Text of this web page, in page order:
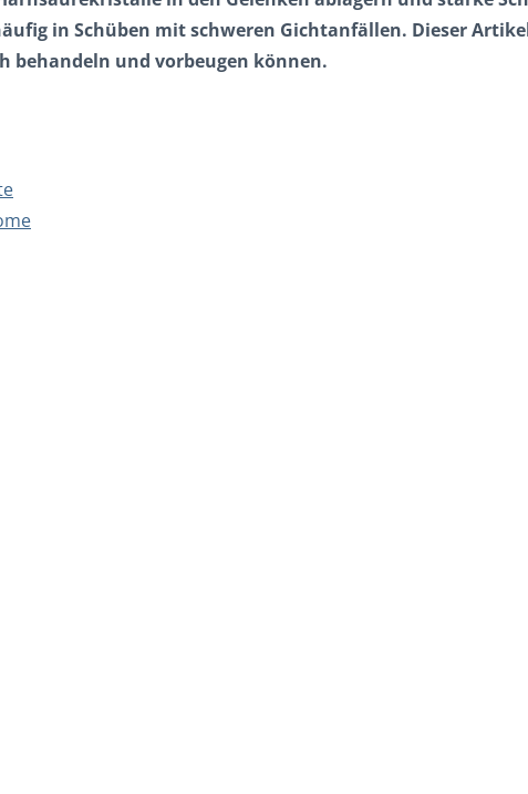
in Schüben mit schweren Gichtanfällen. Dieser
behandeln und vorbeugen können.